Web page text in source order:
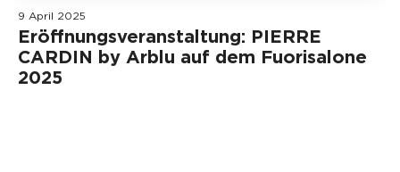
9 April 2025
Eröffnungsveranstaltung: PIERRE
CARDIN by Arblu auf dem Fuorisalone
2025